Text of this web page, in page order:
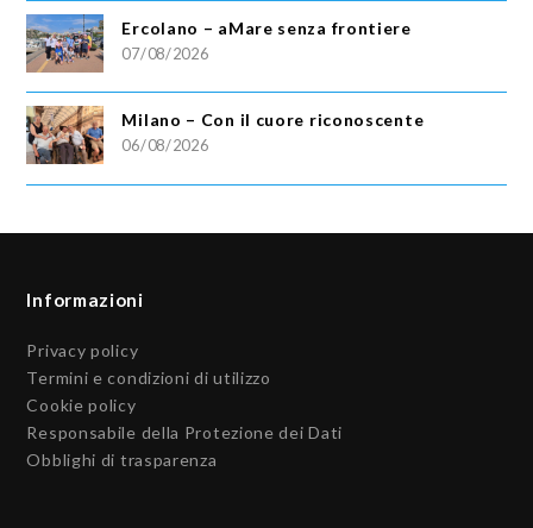
Ercolano – aMare senza frontiere
07/08/2026
Milano – Con il cuore riconoscente
06/08/2026
Informazioni
Privacy policy
Termini e condizioni di utilizzo
Cookie policy
Responsabile della Protezione dei Dati
Obblighi di trasparenza